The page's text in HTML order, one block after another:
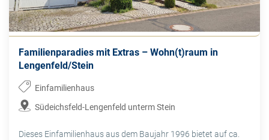
Familienparadies mit Extras – Wohn(t)raum in
Lengenfeld/Stein
Einfamilienhaus
Südeichsfeld-Lengenfeld unterm Stein
Dieses Einfamilienhaus aus dem Baujahr 1996 bietet auf ca.